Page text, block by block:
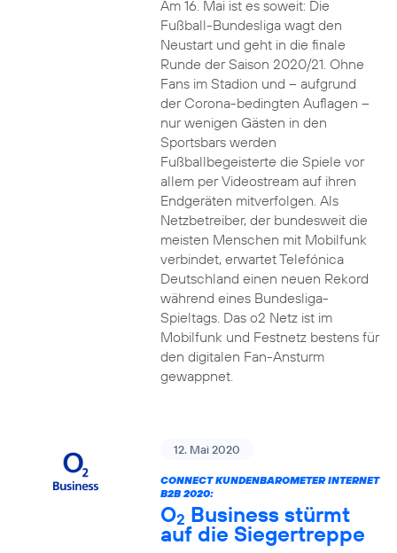
Am 16. Mai ist es soweit: Die
Fußball-Bundesliga wagt den
Neustart und geht in die finale
Runde der Saison 2020/21. Ohne
Fans im Stadion und – aufgrund
der Corona-bedingten Auflagen –
nur wenigen Gästen in den
Sportsbars werden
Fußballbegeisterte die Spiele vor
allem per Videostream auf ihren
Endgeräten mitverfolgen. Als
Netzbetreiber, der bundesweit die
meisten Menschen mit Mobilfunk
verbindet, erwartet Telefónica
Deutschland einen neuen Rekord
während eines Bundesliga-
Spieltags. Das o2 Netz ist im
Mobilfunk und Festnetz bestens für
den digitalen Fan-Ansturm
gewappnet.
12. Mai 2020
CONNECT KUNDENBAROMETER INTERNET
B2B 2020:
O2 Business stürmt
auf die Siegertreppe